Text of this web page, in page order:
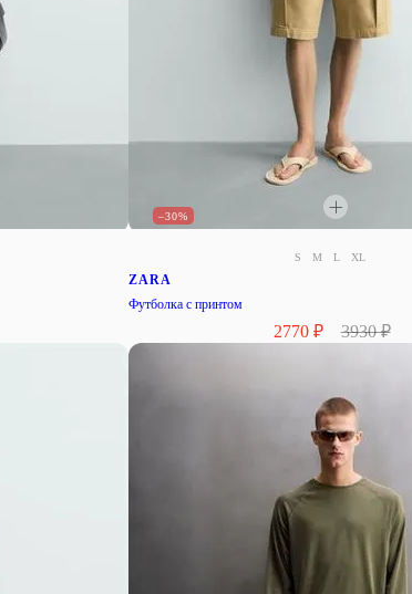
–30%
S M L XL
ZARA
Футболка с принтом
2770 ₽ 3930 ₽